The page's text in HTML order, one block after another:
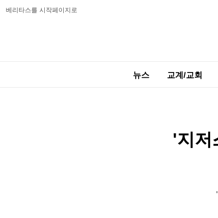
베리타스를 시작페이지로
뉴스 교계/교회
'지저